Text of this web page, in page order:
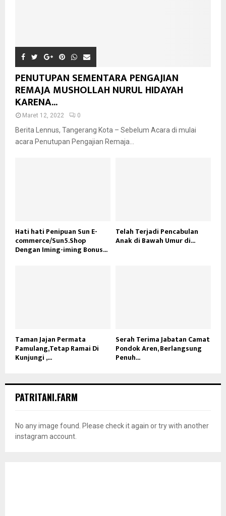
PENUTUPAN SEMENTARA PENGAJIAN
REMAJA MUSHOLLAH NURUL HIDAYAH
KARENA...
Maret 12, 2022 0
Berita Lennus, Tangerang Kota – Sebelum Acara di mulai
acara Penutupan Pengajian Remaja...
Hati hati Penipuan Sun E-
commerce/Sun5.Shop
Dengan Iming-iming Bonus...
Telah Terjadi Pencabulan
Anak di Bawah Umur di...
Taman Jajan Permata
Pamulang,Tetap Ramai Di
Kunjungi ,...
Serah Terima Jabatan Camat
Pondok Aren, Berlangsung
Penuh...
PATRITANI.FARM
No any image found. Please check it again or try with another
instagram account.